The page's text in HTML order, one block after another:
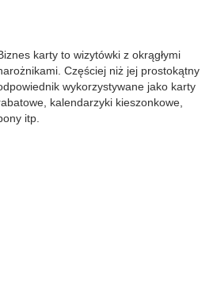
karty to wizytówki z okrągłymi
Częściej niż jej prostokątny
wykorzystywane jako karty
kalendarzyki kieszonkowe,
itp.